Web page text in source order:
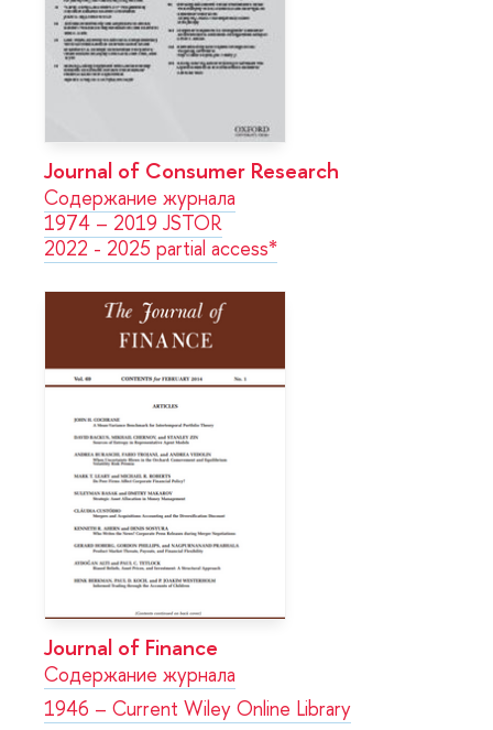
Journal of Consumer Research
Содержание журнала
1974 – 2019 JSTOR
2022 - 2025 partial access*
Journal of Finance
Содержание журнала
1946 – Current Wiley Online Library